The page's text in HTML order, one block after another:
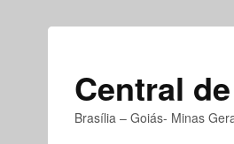
Central
Brasília – Goiás- Minas